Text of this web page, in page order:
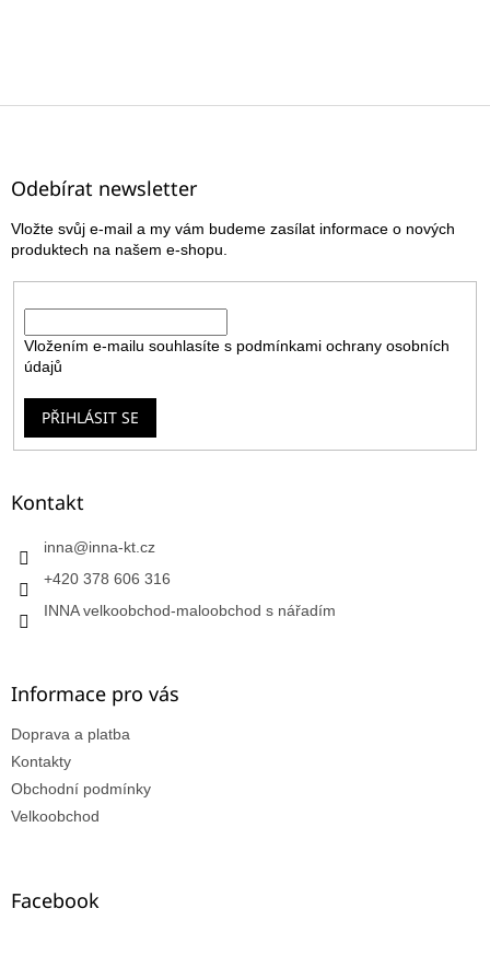
Z
Odebírat newsletter
Vložte svůj e-mail a my vám budeme zasílat informace o nových
produktech na našem e-shopu.
Vložením e-mailu souhlasíte s podmínkami ochrany osobních
údajů
PŘIHLÁSIT SE
Kontakt
inna@inna-kt.cz
+420 378 606 316
INNA velkoobchod-maloobchod s nářadím
Informace pro vás
Doprava a platba
Kontakty
Obchodní podmínky
Velkoobchod
Facebook